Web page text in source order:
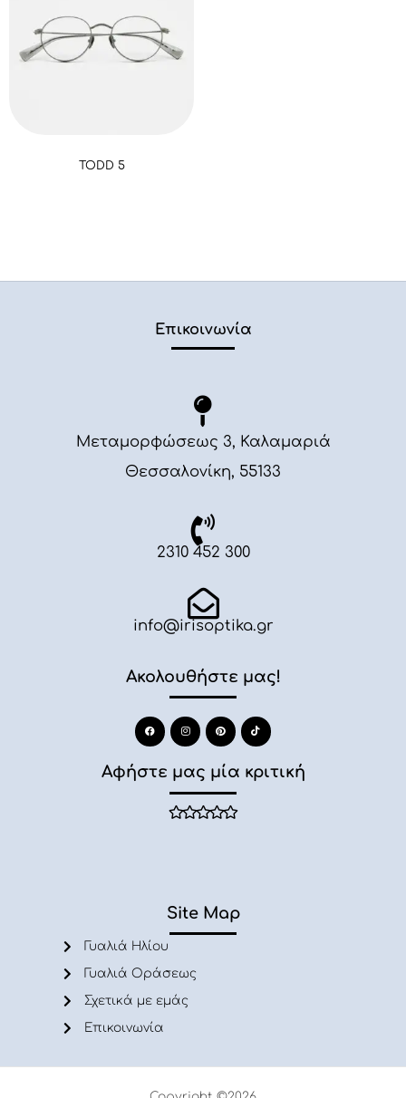
TODD 5
Επικοινωνία
Μεταμορφώσεως 3, Καλαμαριά
Θεσσαλονίκη, 55133
2310 452 300
info@irisoptika.gr
Ακολουθήστε μας!
Αφήστε μας μία κριτική
Site Map
Γυαλιά Ηλίου
Γυαλιά Οράσεως
Σχετικά με εμάς
Επικοινωνία